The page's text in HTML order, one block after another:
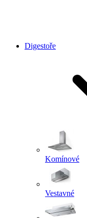
Digestoře
Komínové
Vestavné